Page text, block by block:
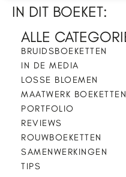
IN DIT BOEKET:
ALLE
BRUIDSBOEKETTEN
IN DE MEDIA
LOSSE BLOEMEN
MAATWERK BOEKETTEN
PORTFOLIO
REVIEWS
ROUWBOEKETTEN
SAMENWERKINGEN
TIPS